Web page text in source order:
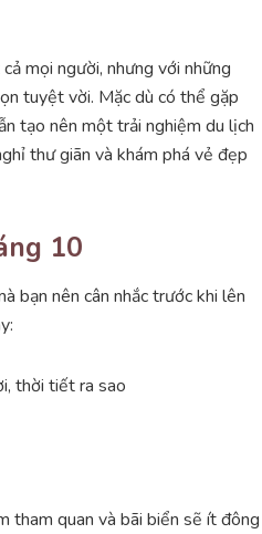
mọi người, nhưng với những
tuyệt vời. Mặc dù có thể gặp
tạo nên một trải nghiệm du lịch
thư giãn và khám phá vẻ đẹp
10
bạn nên cân nhắc trước khi lên
tham quan và bãi biển sẽ ít đông